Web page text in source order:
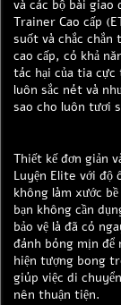
và các bộ bài giao
Trainer Cao cấp
suốt và chắc chắn
cao cấp, có khả
tác hại của tia cực
luôn sắc nét và
sao cho luôn tươi
Thiết kế đơn giản
Luyện Elite với độ
không làm xước
bạn không cần
bảo vệ là đã có
đánh bóng mịn để
hiện tượng bong
giúp việc di
nên thuận tiện.